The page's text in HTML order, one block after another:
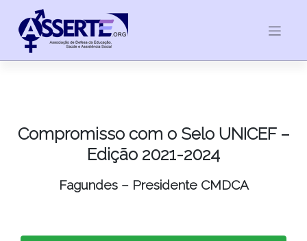
content
Compromisso com o Selo UNICEF –
Edição 2021-2024
Fagundes – Presidente CMDCA